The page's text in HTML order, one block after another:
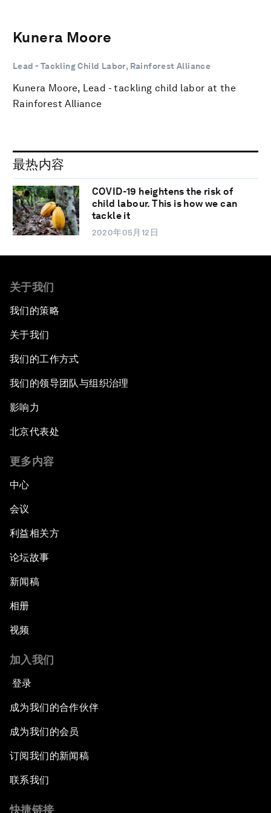
Kunera Moore
Lead - Tackling Child Labor, Rainforest Alliance
Kunera Moore, Lead - tackling child labor at the
Rainforest Alliance
最热内容
COVID-19 heightens the risk of
child labour. This is how we can
tackle it
2020年05月12日
关于我们
我们的策略
关于我们
我们的工作方式
我们的领导团队与组织治理
影响力
北京代表处
更多内容
中心
会议
利益相关方
论坛故事
新闻稿
相册
视频
加入我们
登录
成为我们的合作伙伴
成为我们的会员
订阅我们的新闻稿
联系我们
快捷链接